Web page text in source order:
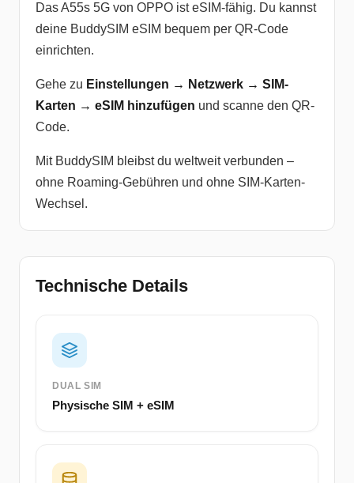
Das A55s 5G von OPPO ist eSIM-fähig. Du kannst
deine BuddySIM eSIM bequem per QR-Code
einrichten.
Gehe zu Einstellungen → Netzwerk → SIM-
Karten → eSIM hinzufügen und scanne den QR-
Code.
Mit BuddySIM bleibst du weltweit verbunden –
ohne Roaming-Gebühren und ohne SIM-Karten-
Wechsel.
Technische Details
DUAL SIM
Physische SIM + eSIM